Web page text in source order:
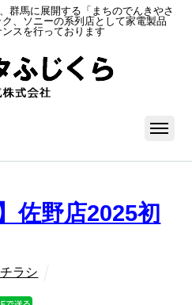
群馬に展開する「まちのでんきやさ
、ソニーの系列店として家電製品
スを行っております
佐野店2025初
ラシ